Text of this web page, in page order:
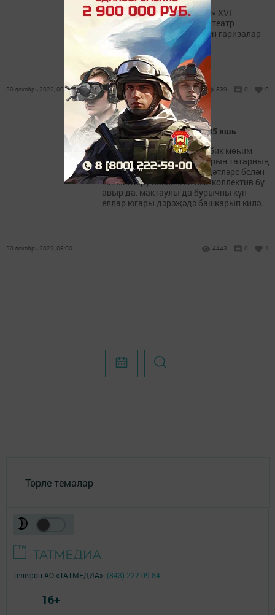
1 февральгә кадәр «Нәүрүз» XVI
Халыкара төрки халыклар театр
фестивалендә катнашу өчен гаризалар
кабул итү дәвам итә.
20 декабрь 2022, 09:00 839 0 0
Данлыклы ансамбльгә – 85 яшь
Җыр һәм бию ансамбленә бик мөһим
вазыйфа – дөнья халыкларын татарның
музыкасы, биюе, гореф-гадәтләре белән
таныштыру йөкләнгән һәм коллектив бу
авыр да, мактаулы да бурычны күп
еллар югары дәрәҗәдә башкарып килә.
20 декабрь 2022, 08:00 4443 0 1
Төрле темалар
Телефон АО «ТАТМЕДИА»: (843) 222 09 84
16+